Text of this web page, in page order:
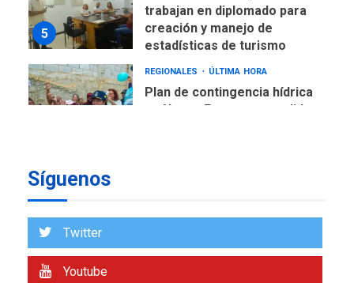
5
trabajan en diplomado para
creación y manejo de
estadísticas de turismo
REGIONALES ÚLTIMA HORA
Plan de contingencia hídrica
en Nueva Esparta consolida
7
Síguenos
Twitter
Youtube